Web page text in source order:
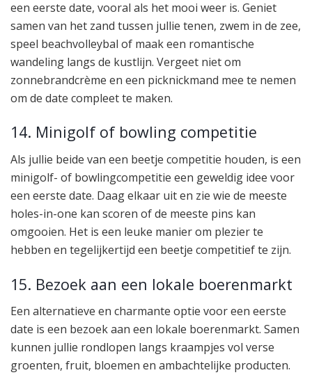
een eerste date, vooral als het mooi weer is. Geniet
samen van het zand tussen jullie tenen, zwem in de zee,
speel beachvolleybal of maak een romantische
wandeling langs de kustlijn. Vergeet niet om
zonnebrandcrème en een picknickmand mee te nemen
om de date compleet te maken.
14. Minigolf of bowling competitie
Als jullie beide van een beetje competitie houden, is een
minigolf- of bowlingcompetitie een geweldig idee voor
een eerste date. Daag elkaar uit en zie wie de meeste
holes-in-one kan scoren of de meeste pins kan
omgooien. Het is een leuke manier om plezier te
hebben en tegelijkertijd een beetje competitief te zijn.
15. Bezoek aan een lokale boerenmarkt
Een alternatieve en charmante optie voor een eerste
date is een bezoek aan een lokale boerenmarkt. Samen
kunnen jullie rondlopen langs kraampjes vol verse
groenten, fruit, bloemen en ambachtelijke producten.